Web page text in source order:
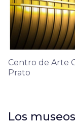
Centro de Arte
Prato
Los museos